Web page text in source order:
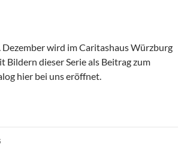
Dezember wird im Caritashaus Würzburg
Bildern dieser Serie als Beitrag zum
hier bei uns eröffnet.